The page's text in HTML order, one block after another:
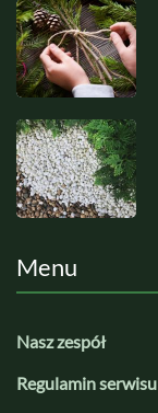
Menu
Nasz zespół
Regulamin serwisu